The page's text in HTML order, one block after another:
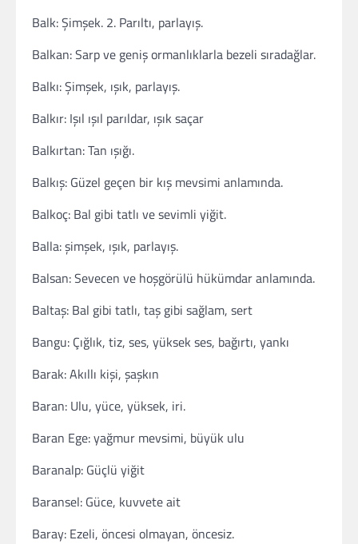
Balk: Şimşek. 2. Parıltı, parlayış.
Balkan: Sarp ve geniş ormanlıklarla bezeli sıradağlar.
Balkı: Şimşek, ışık, parlayış.
Balkır: Işıl ışıl parıldar, ışık saçar
Balkırtan: Tan ışığı.
Balkış: Güzel geçen bir kış mevsimi anlamında.
Balkoç: Bal gibi tatlı ve sevimli yiğit.
Balla: şimşek, ışık, parlayış.
Balsan: Sevecen ve hoşgörülü hükümdar anlamında.
Baltaş: Bal gibi tatlı, taş gibi sağlam, sert
Bangu: Çığlık, tiz, ses, yüksek ses, bağırtı, yankı
Barak: Akıllı kişi, şaşkın
Baran: Ulu, yüce, yüksek, iri.
Baran Ege: yağmur mevsimi, büyük ulu
Baranalp: Güçlü yiğit
Baransel: Güce, kuvvete ait
Baray: Ezeli, öncesi olmayan, öncesiz.